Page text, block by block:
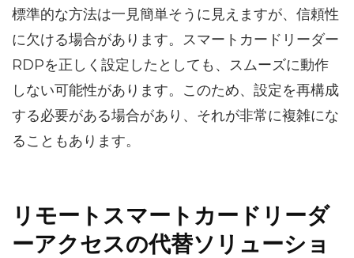
標準的な方法は一見簡単そうに見えますが、信頼性
に欠ける場合があります。スマートカードリーダー
RDPを正しく設定したとしても、スムーズに動作
しない可能性があります。このため、設定を再構成
する必要がある場合があり、それが非常に複雑にな
ることもあります。
リモートスマートカードリーダ
ーアクセスの代替ソリューショ